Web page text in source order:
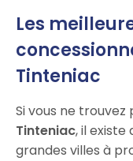
Les
Tinteniac
Si vous ne trouvez
Tinteniac, il existe
grandes villes à